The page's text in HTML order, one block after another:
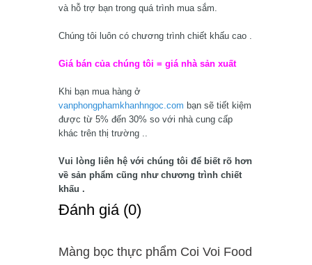
và hỗ trợ bạn trong quá trình mua sắm.
Chúng tôi luôn có chương trình chiết khấu cao .
Giá bán của chúng tôi = giá nhà sản xuất
Khi bạn mua hàng ở
vanphongphamkhanhngoc.com bạn sẽ tiết kiệm
được từ 5% đến 30% so với nhà cung cấp
khác trên thị trường ..
Vui lòng liên hệ với chúng tôi để biết rõ hơn
về sản phẩm cũng như chương trình chiết
khấu .
Ðánh giá (0)
Màng bọc thực phẩm Coi Voi Food